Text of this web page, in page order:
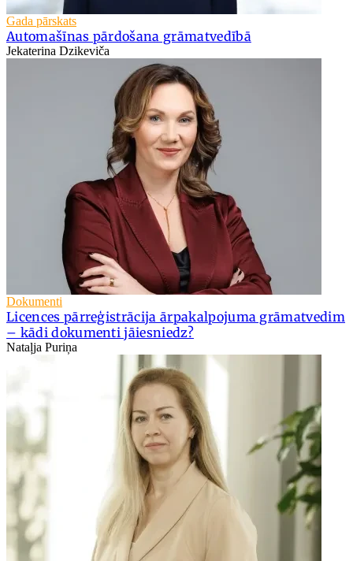
Gada pārskats
Automašīnas pārdošana grāmatvedībā
Jekaterina Dzikeviča
Dokumenti
Licences pārreģistrācija ārpakalpojuma grāmatvedim
– kādi dokumenti jāiesniedz?
Nataļja Puriņa